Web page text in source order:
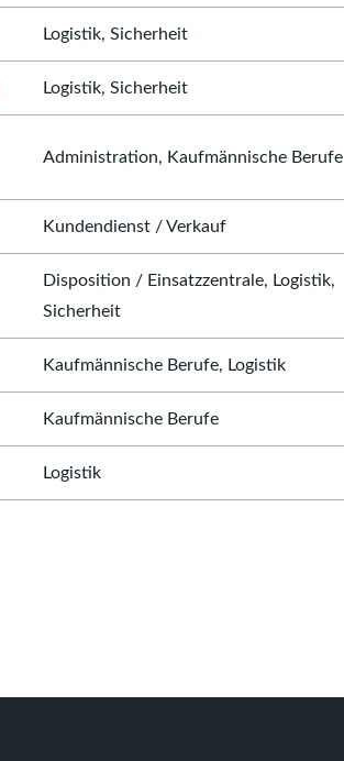
Logistik, Sicherheit
Logistik, Sicherheit
Administration, Kaufmännische Berufe
Kundendienst / Verkauf
Disposition / Einsatzzentrale, Logistik,
Sicherheit
Kaufmännische Berufe, Logistik
Kaufmännische Berufe
Logistik